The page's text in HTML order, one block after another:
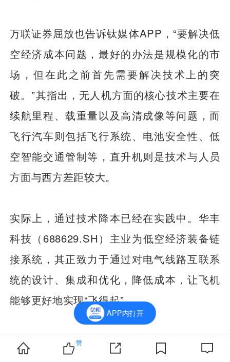
万联证券屈放也告诉钛媒体APP，“要解决低
空经济成本问题，最好的办法是规模化的市
场，但在此之前首先需要解决技术上的突
破。”其指出，无人机方面的核心技术主要在
续航里程、载重量以及高清成像等问题，而
飞行汽车则包括飞行系统、电池安全性、低
空智能交通管制等，直升机则是技术与人员
方面与西方差距较大。
实际上，通过技术降本已经在实践中。华丰
科技（688629.SH）主业为低空经济装备链
接系统，其正致力于通过对电气线路互联系
统的设计、集成和优化，降低成本，让飞机
能够更好地实现“飞得起”。
科博会上华丰科技展区工作人员以一款连接
APP内打开
赞